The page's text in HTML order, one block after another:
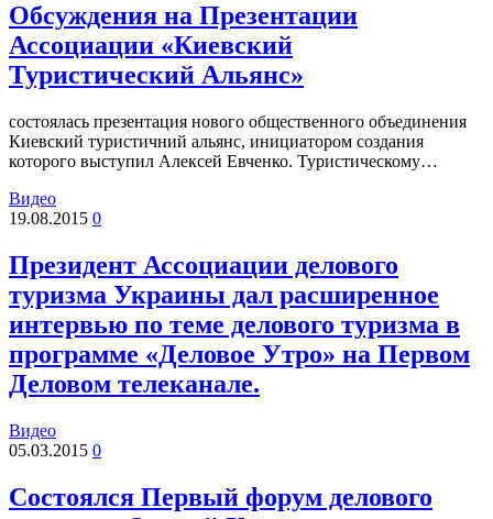
Обсуждения на Презентации
Ассоциации «Киевский
Туристический Альянс»
состоялась презентация нового общественного объединения
Киевский туристичний альянс, инициатором создания
которого выступил Алексей Евченко. Туристическому…
Видео
19.08.2015 0
Президент Ассоциации делового
туризма Украины дал расширенное
интервью по теме делового туризма в
программе «Деловое Утро» на Первом
Деловом телеканале.
Видео
05.03.2015 0
Состоялся Первый форум делового